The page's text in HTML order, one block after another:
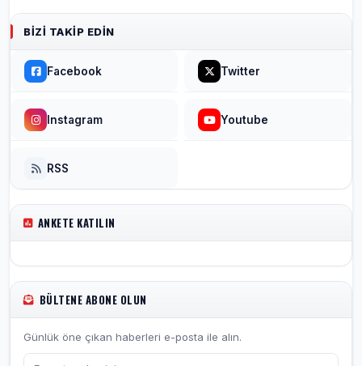
BIZI TAKIP EDIN
Facebook Twitter
Instagram Youtube
RSS
ANKETE KATILIN
BÜLTENE ABONE OLUN
Günlük öne çıkan haberleri e-posta ile alın.